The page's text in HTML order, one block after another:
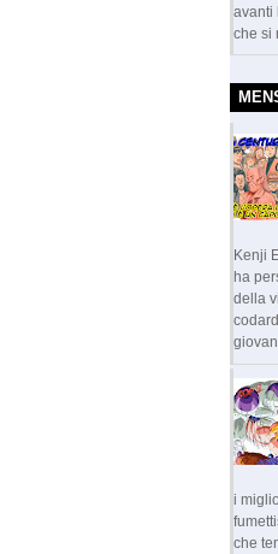
avanti
che si
Kenji
ha
della
i
che